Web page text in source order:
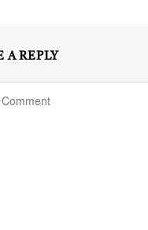
A REPLY